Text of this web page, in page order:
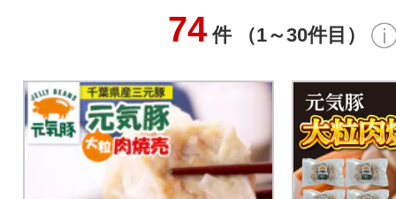
74 件 （1～30件目）